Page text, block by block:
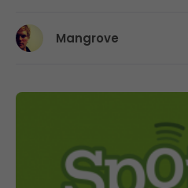
Mangrove